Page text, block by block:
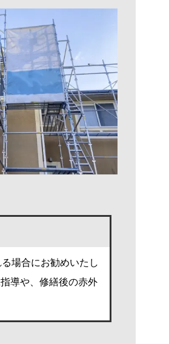
場合にお勧めいたし
導や、修繕後の赤外